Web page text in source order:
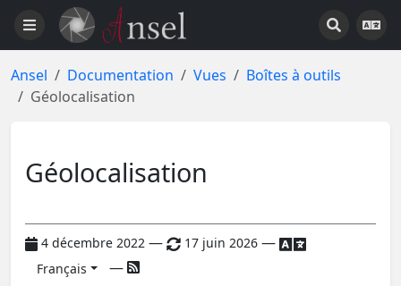
Ansel Documentation Vues
Boîtes à outils
Géolocalisation
Géolocalisation
4 décembre 2022 — 17 juin 2026 —
Français —